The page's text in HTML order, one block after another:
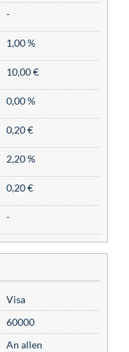
-
1,00 %
10,00 €
0,00 %
0,20 €
2,20 %
0,20 €
-
Visa
60000
An allen